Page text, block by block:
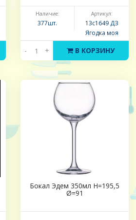
Наличие:
377шт.
Артикул:
13с1649 ДЗ
Ягодка моя
- + В КОРЗИНУ
Бокал Эдем 350мл Н=195,5
Ø=91